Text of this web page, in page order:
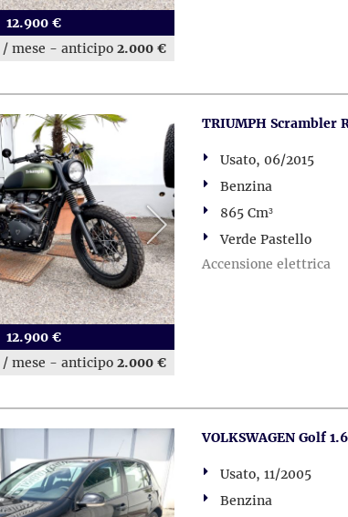
12.900 €
/ mese - anticipo 2.000 €
12.900 €
/ mese - anticipo 2.000 €
TRIUMPH Scrambler
Usato, 06/2015
Benzina
865 Cm³
Verde Pastello
Accensione elettrica
VOLKSWAGEN Golf
Usato, 11/2005
Benzina